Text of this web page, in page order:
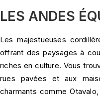
LES ANDES
Les majestueuses
offrant des paysages à
riches en culture. Vous
rues pavées et aux
charmants comme